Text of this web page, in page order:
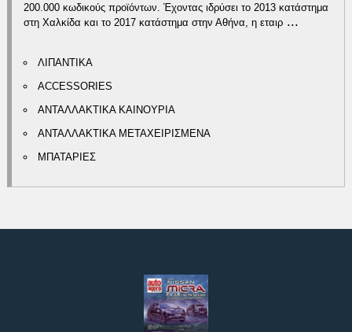
200.000 κωδικούς προϊόντων. Έχοντας ιδρύσει το 2013 κατάστημα
στη Χαλκίδα και το 2017 κατάστημα στην Αθήνα, η εταιρ ...
ΛΙΠΑΝΤΙΚΑ
ACCESSORIES
ΑΝΤΑΛΛΑΚΤΙΚΑ ΚΑΙΝΟΥΡΙΑ
ΑΝΤΑΛΛΑΚΤΙΚΑ ΜΕΤΑΧΕΙΡΙΣΜΕΝΑ
ΜΠΑΤΑΡΙΕΣ